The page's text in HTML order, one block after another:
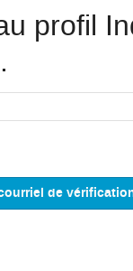
profil